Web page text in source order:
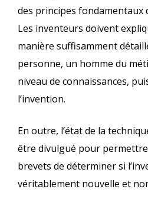
des principes fondamentaux
Les inventeurs doivent
manière suffisamment
personne, un homme du
niveau de connaissances,
l’invention.
En outre, l’état de la
être divulgué pour
brevets de déterminer si
véritablement nouvelle et